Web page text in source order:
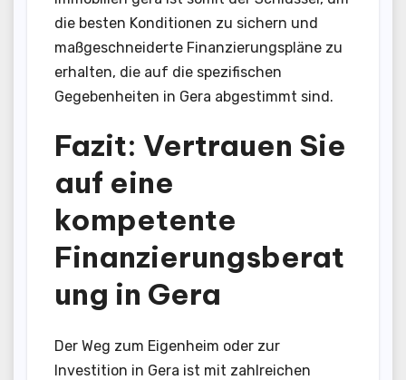
die besten Konditionen zu sichern und
maßgeschneiderte Finanzierungspläne zu
erhalten, die auf die spezifischen
Gegebenheiten in Gera abgestimmt sind.
Fazit: Vertrauen Sie
auf eine
kompetente
Finanzierungsberat
ung in Gera
Der Weg zum Eigenheim oder zur
Investition in Gera ist mit zahlreichen